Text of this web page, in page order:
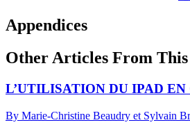
Appendices
Other Articles From
L’UTILISATION DU IPAD EN
By Marie-Christine Beaudry et Sylvain